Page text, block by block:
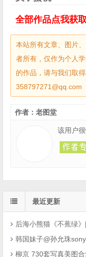
全部作品点我获取
本站所有文章、图片
者所有，仅作为个人
的作品，请与我们取
358797271@qq.com
作者：老图堂
该用户
最近更新
后海小熊猫《不蕉绿
韩国妹子@孙允珠
柳京 730套写真美图